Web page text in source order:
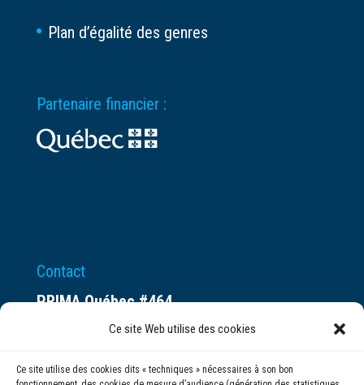
Ce site Web utilise des cookies
Ce site utilise des cookies dits « techniques » nécessaires à son bon
Plan d’égalité des genres
Partenaire financier :
Contact
PRIMA Québec #464
Espace ax.c